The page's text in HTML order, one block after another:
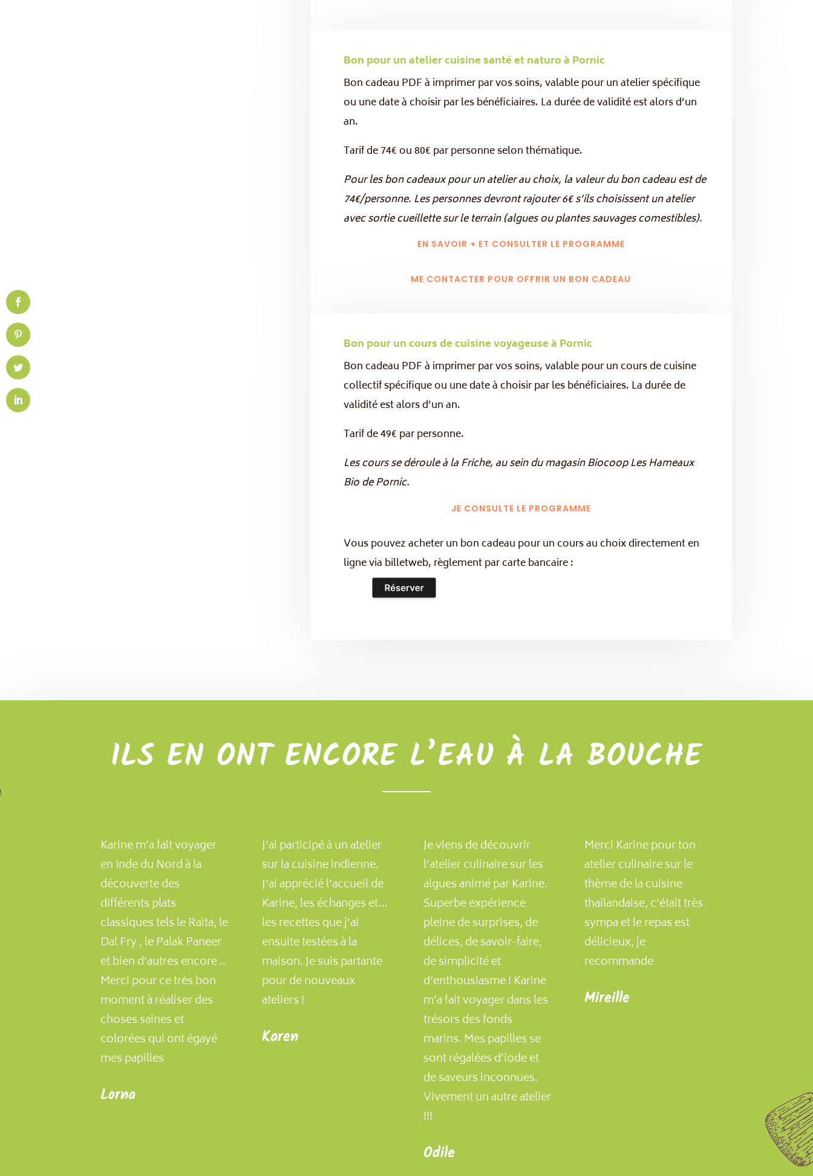
Bon pour un atelier cuisine santé et naturo à Pornic
Bon cadeau PDF à imprimer par vos soins, valable pour un atelier spécifique
ou une date à choisir par les bénéficiaires. La durée de validité est alors d’un
an.
Tarif de 74€ ou 80€ par personne selon thématique.
Pour les bon cadeaux pour un atelier au choix, la valeur du bon cadeau est de
74€/personne. Les personnes devront rajouter 6€ s’ils choisissent un atelier
avec sortie cueillette sur le terrain (algues ou plantes sauvages comestibles).
EN SAVOIR + ET CONSULTER LE PROGRAMME
ME CONTACTER POUR OFFRIR UN BON CADEAU
Bon pour un cours de cuisine voyageuse à Pornic
Bon cadeau PDF à imprimer par vos soins, valable pour un cours de cuisine
collectif spécifique ou une date à choisir par les bénéficiaires. La durée de
validité est alors d’un an.
Tarif de 49€ par personne.
Les cours se déroule à la Friche, au sein du magasin Biocoop Les Hameaux
Bio de Pornic.
JE CONSULTE LE PROGRAMME
Vous pouvez acheter un bon cadeau pour un cours au choix directement en
ligne via billetweb, règlement par carte bancaire :
ILS EN ONT ENCORE L’EAU À LA BOUCHE
Karine m’a fait voyager
en Inde du Nord à la
découverte des
différents plats
classiques tels le Raita, le
Dal Fry , le Palak Paneer
et bien d’autres encore ..
Merci pour ce très bon
moment à réaliser des
choses saines et
colorées qui ont égayé
mes papilles
Lorna
J’ai participé à un atelier
sur la cuisine indienne.
J’ai apprécié l’accueil de
Karine, les échanges et…
les recettes que j’ai
ensuite testées à la
maison. Je suis partante
pour de nouveaux
ateliers !
Karen
Je viens de découvrir
l’atelier culinaire sur les
algues animé par Karine.
Superbe expérience
pleine de surprises, de
délices, de savoir-faire,
de simplicité et
d’enthousiasme ! Karine
m’a fait voyager dans les
trésors des fonds
marins. Mes papilles se
sont régalées d’iode et
de saveurs inconnues.
Vivement un autre atelier
!!!
Odile
Merci Karine pour ton
atelier culinaire sur le
thème de la cuisine
thaïlandaise, c’était très
sympa et le repas est
délicieux, je
recommande
Mireille